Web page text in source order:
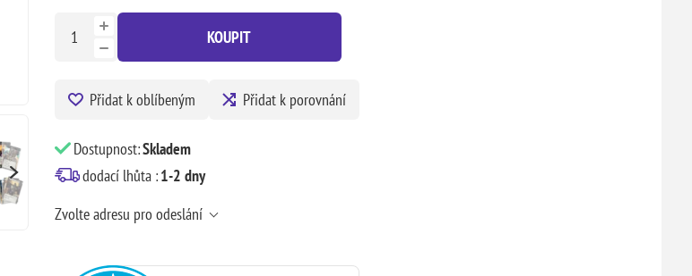
KOUPIT
Přidat k oblíbeným Přidat k porovnání
Dostupnost:Skladem
dodací lhůta :1-2 dny
Zvolte adresu pro odeslání